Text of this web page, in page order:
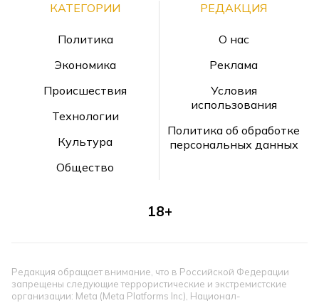
КАТЕГОРИИ
Политика
Экономика
Происшествия
Технологии
Культура
Общество
РЕДАКЦИЯ
О нас
Реклама
Условия
использования
Политика об обработке
персональных данных
18+
Редакция обращает внимание, что в Российской Федерации
запрещены следующие террористические и экстремистские
организации: Meta (Meta Platforms Inc), Национал-